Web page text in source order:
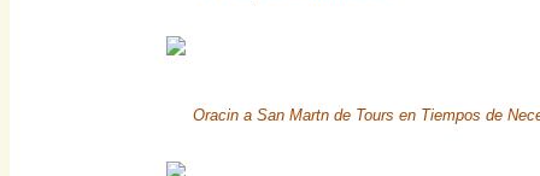
Oracin a San Martn de Tours en Tiempos de